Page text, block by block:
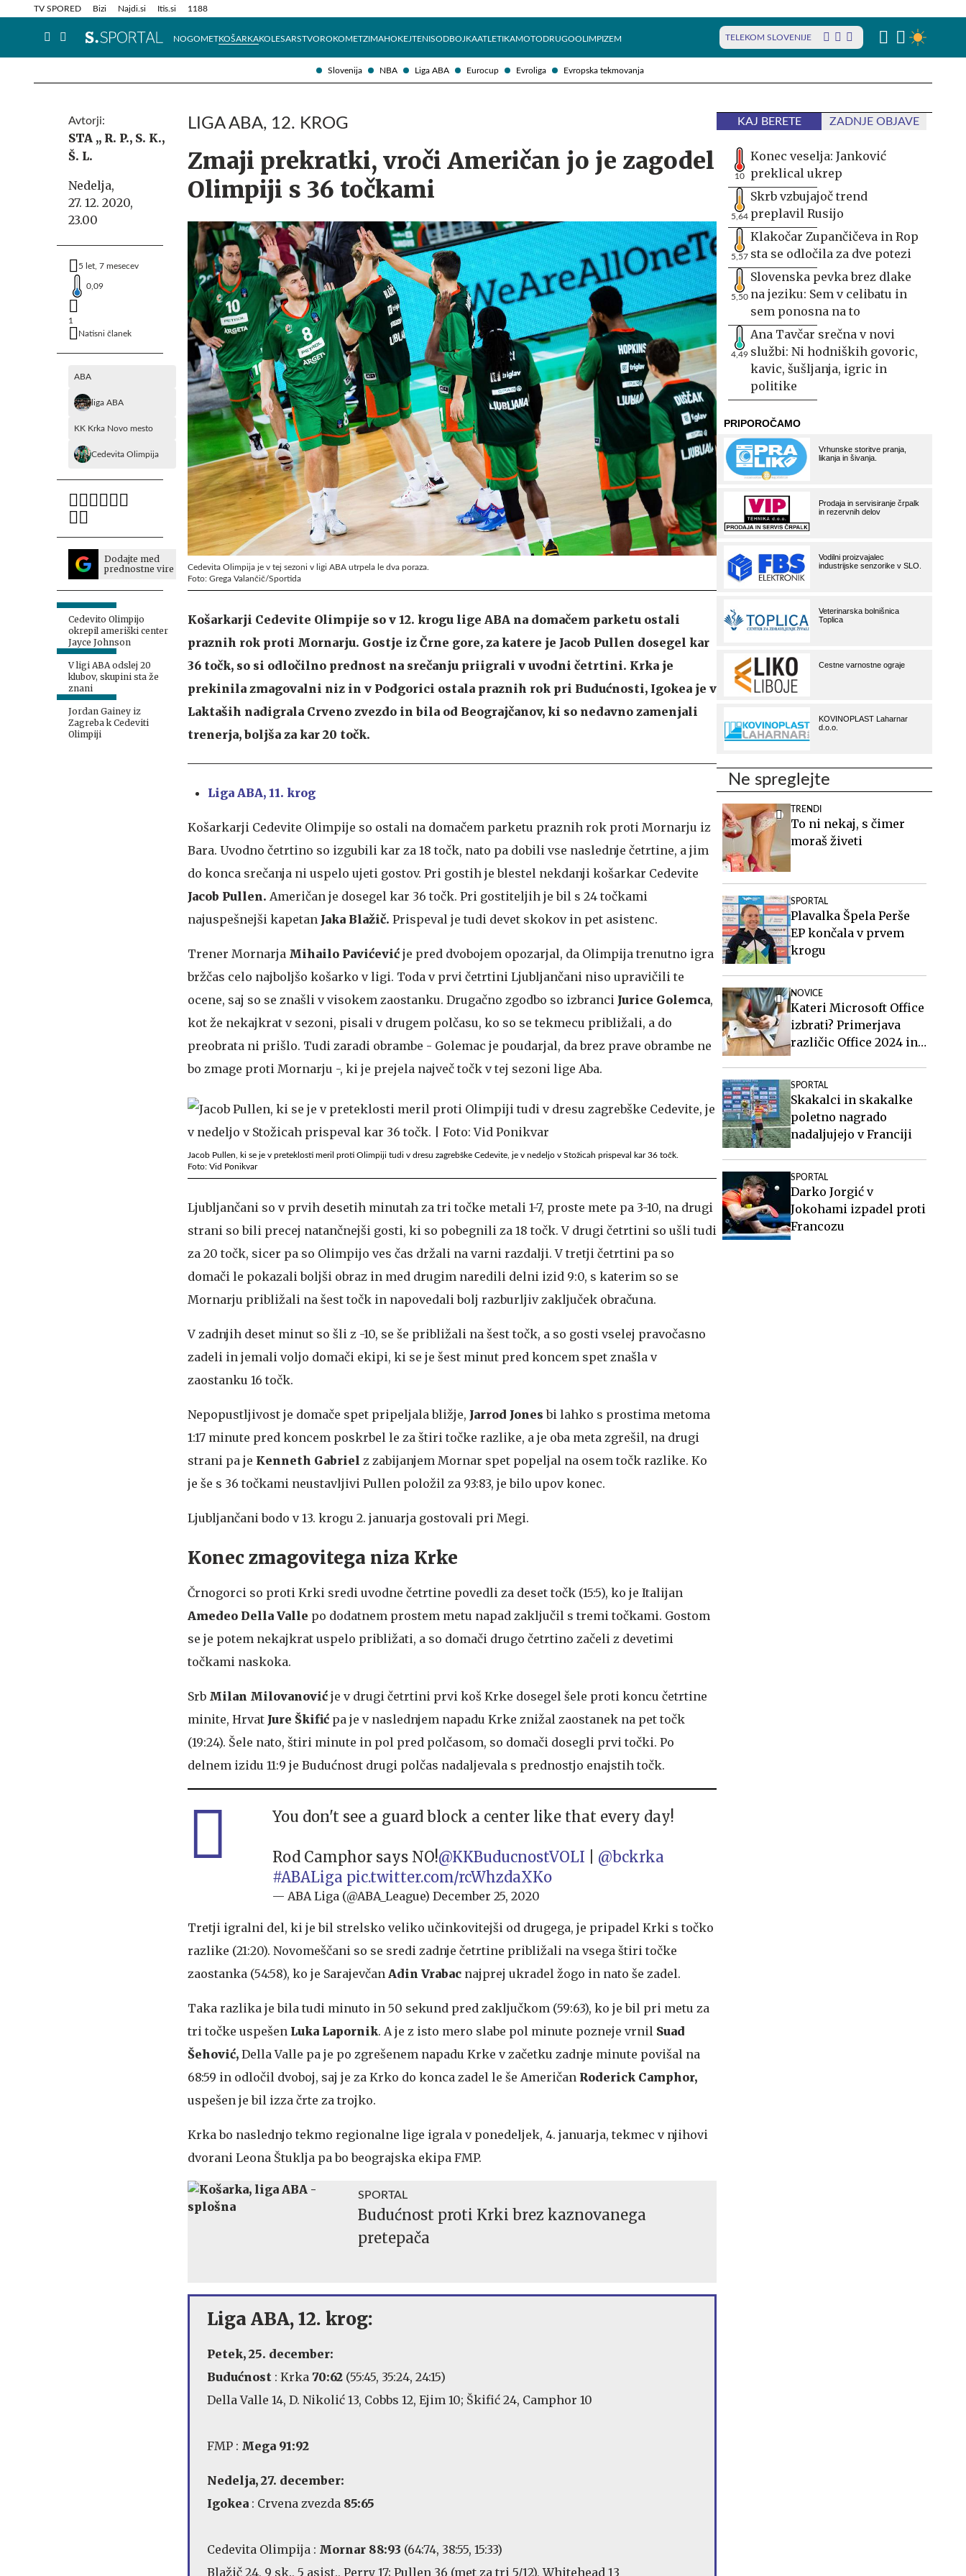
Slovenija NBA Liga ABA Eurocup Evroliga Evropska tekmovanja
TV SPORED Bizi Najdi.si Itis.si 1188
NOGOMETKOŠARKAKOLESARSTVOROKOMETZIMAHOKEJTENISODBOJKAATLETIKAMOTODRUGOOLIMPIZEM TELEKOM SLOVENIJE
Info in obvestila Tehnik
Avtorji:
STA ,, R. P., S. K.,
Š. L.
Nedelja,
27. 12. 2020,
23.00
5 let, 7 mesecev
0,09
1
Natisni članek
ABA
liga ABA
KK Krka Novo mesto
Cedevita Olimpija
Dodajte med
prednostne vire
Cedevito Olimpijo
okrepil ameriški center
Jayce Johnson
V ligi ABA odslej 20
klubov, skupini sta že
znani
Jordan Gainey iz
Zagreba k Cedeviti
Olimpiji
LIGA ABA, 12. KROG
Zmaji prekratki, vroči Američan jo je zagodel
Olimpiji s 36 točkami
Cedevita Olimpija je v tej sezoni v ligi ABA utrpela le dva poraza.
Foto: Grega Valančič/Sportida
Košarkarji Cedevite Olimpije so v 12. krogu lige ABA na domačem parketu ostali
praznih rok proti Mornarju. Gostje iz Črne gore, za katere je Jacob Pullen dosegel kar
36 točk, so si odločilno prednost na srečanju priigrali v uvodni četrtini. Krka je
prekinila zmagovalni niz in v Podgorici ostala praznih rok pri Budućnosti, Igokea je v
Laktaših nadigrala Crveno zvezdo in bila od Beograjčanov, ki so nedavno zamenjali
trenerja, boljša za kar 20 točk.
Liga ABA, 11. krog
Košarkarji Cedevite Olimpije so ostali na domačem parketu praznih rok proti Mornarju iz
Bara. Uvodno četrtino so izgubili kar za 18 točk, nato pa dobili vse naslednje četrtine, a jim
do konca srečanja ni uspelo ujeti gostov. Pri gostih je blestel nekdanji košarkar Cedevite
Jacob Pullen. Američan je dosegel kar 36 točk. Pri gostiteljih je bil s 24 točkami
najuspešnejši kapetan Jaka Blažič. Prispeval je tudi devet skokov in pet asistenc.
Trener Mornarja Mihailo Pavićević je pred dvobojem opozarjal, da Olimpija trenutno igra
bržčas celo najboljšo košarko v ligi. Toda v prvi četrtini Ljubljančani niso upravičili te
ocene, saj so se znašli v visokem zaostanku. Drugačno zgodbo so izbranci Jurice Golemca,
kot že nekajkrat v sezoni, pisali v drugem polčasu, ko so se tekmecu približali, a do
preobrata ni prišlo. Tudi zaradi obrambe - Golemac je poudarjal, da brez prave obrambe ne
bo zmage proti Mornarju -, ki je prejela največ točk v tej sezoni lige Aba.
Jacob Pullen, ki se je v preteklosti meril proti Olimpiji tudi v dresu zagrebške Cedevite, je v nedeljo v Stožicah prispeval kar 36 točk.
Foto: Vid Ponikvar
Ljubljančani so v prvih desetih minutah za tri točke metali 1-7, proste mete pa 3-10, na drugi
strani so bili precej natančnejši gosti, ki so pobegnili za 18 točk. V drugi četrtini so ušli tudi
za 20 točk, sicer pa so Olimpijo ves čas držali na varni razdalji. V tretji četrtini pa so
domači le pokazali boljši obraz in med drugim naredili delni izid 9:0, s katerim so se
Mornarju približali na šest točk in napovedali bolj razburljiv zaključek obračuna.
V zadnjih deset minut so šli z -10, se še približali na šest točk, a so gosti vselej pravočasno
zadeli in jemali voljo domači ekipi, ki se je šest minut pred koncem spet znašla v
zaostanku 16 točk.
Nepopustljivost je domače spet pripeljala bližje, Jarrod Jones bi lahko s prostima metoma
1:17 minute pred koncem poskrbel le za štiri točke razlike, a je oba meta zgrešil, na drugi
strani pa je Kenneth Gabriel z zabijanjem Mornar spet popeljal na osem točk razlike. Ko
je še s 36 točkami neustavljivi Pullen položil za 93:83, je bilo upov konec.
Ljubljančani bodo v 13. krogu 2. januarja gostovali pri Megi.
Konec zmagovitega niza Krke
Črnogorci so proti Krki sredi uvodne četrtine povedli za deset točk (15:5), ko je Italijan
Amedeo Della Valle po dodatnem prostem metu napad zaključil s tremi točkami. Gostom
se je potem nekajkrat uspelo približati, a so domači drugo četrtino začeli z devetimi
točkami naskoka.
Srb Milan Milovanović je v drugi četrtini prvi koš Krke dosegel šele proti koncu četrtine
minite, Hrvat Jure Škifić pa je v naslednjem napadu Krke znižal zaostanek na pet točk
(19:24). Šele nato, štiri minute in pol pred polčasom, so domači dosegli prvi točki. Po
delnem izidu 11:9 je Budućnost drugi polčas nadaljevala s prednostjo enajstih točk.
You don't see a guard block a center like that every day!
Rod Camphor says NO!@KKBuducnostVOLI
@bckrka
#ABALiga pic.twitter.com/rcWhzdaXKo
— ABA Liga (@ABA_League) December 25, 2020
Tretji igralni del, ki je bil strelsko veliko učinkovitejši od drugega, je pripadel Krki s točko
razlike (21:20). Novomeščani so se sredi zadnje četrtine približali na vsega štiri točke
zaostanka (54:58), ko je Sarajevčan Adin Vrabac najprej ukradel žogo in nato še zadel.
Taka razlika je bila tudi minuto in 50 sekund pred zaključkom (59:63), ko je bil pri metu za
tri točke uspešen Luka Lapornik. A je z isto mero slabe pol minute pozneje vrnil Suad
Šehović, Della Valle pa je po zgrešenem napadu Krke v začetku zadnje minute povišal na
68:59 in odločil dvoboj, saj je za Krko do konca zadel le še Američan Roderick Camphor,
uspešen je bil izza črte za trojko.
Krka bo naslednjo tekmo regionalne lige igrala v ponedeljek, 4. januarja, tekmec v njihovi
dvorani Leona Štuklja pa bo beograjska ekipa FMP.
SPORTAL
Budućnost proti Krki brez kaznovanega
pretepača
Liga ABA, 12. krog:
Petek, 25. december:
Budućnost : Krka 70:62 (55:45, 35:24, 24:15)
Della Valle 14, D. Nikolić 13, Cobbs 12, Ejim 10; Škifić 24, Camphor 10
FMP : Mega 91:92
Nedelja, 27. december:
Igokea : Crvena zvezda 85:65
Cedevita Olimpija : Mornar 88:93 (64:74, 38:55, 15:33)
Blažič 24, 9 sk., 5 asist., Perry 17; Pullen 36 (met za tri 5/12), Whitehead 13
KAJ BERETE ZADNJE OBJAVE
10
Konec veselja: Janković
preklical ukrep
5,64
Skrb vzbujajoč trend
preplavil Rusijo
5,57
Klakočar Zupančičeva in Rop
sta se odločila za dve potezi
5,50
Slovenska pevka brez dlake
na jeziku: Sem v celibatu in
sem ponosna na to
4,49
Ana Tavčar srečna v novi
službi: Ni hodniških govoric,
kavic, šušljanja, igric in
politike
Ne spreglejte
TRENDI
To ni nekaj, s čimer
moraš živeti
SPORTAL
Plavalka Špela Perše
EP končala v prvem
krogu
NOVICE
Kateri Microsoft Office
izbrati? Primerjava
različic Office 2024 in
SPORTAL
Skakalci in skakalke
poletno nagrado
nadaljujejo v Franciji
SPORTAL
Darko Jorgić v
Jokohami izpadel proti
Francozu